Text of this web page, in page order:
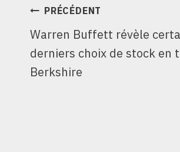
NAVIGATION
DE
L’ARTICLE
PRÉCÉDENT
Warren Buffett révèle
derniers choix de stock en
Berkshire